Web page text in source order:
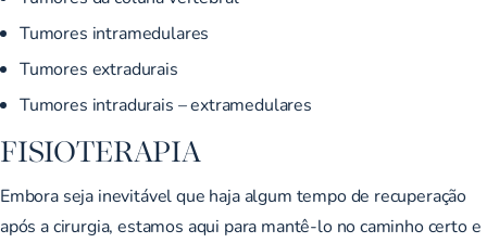
Tumores intramedulares
Tumores extradurais
Tumores intradurais – extramedulares
FISIOTERAPIA
Embora seja inevitável que haja algum tempo de recuperação
após a cirurgia, estamos aqui para mantê-lo no caminho certo e